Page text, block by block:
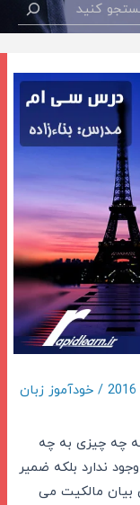
/ خودآموز زبان
چه چيزی به چه
ندارد بلکه ضمیر
بیان مالکیت می